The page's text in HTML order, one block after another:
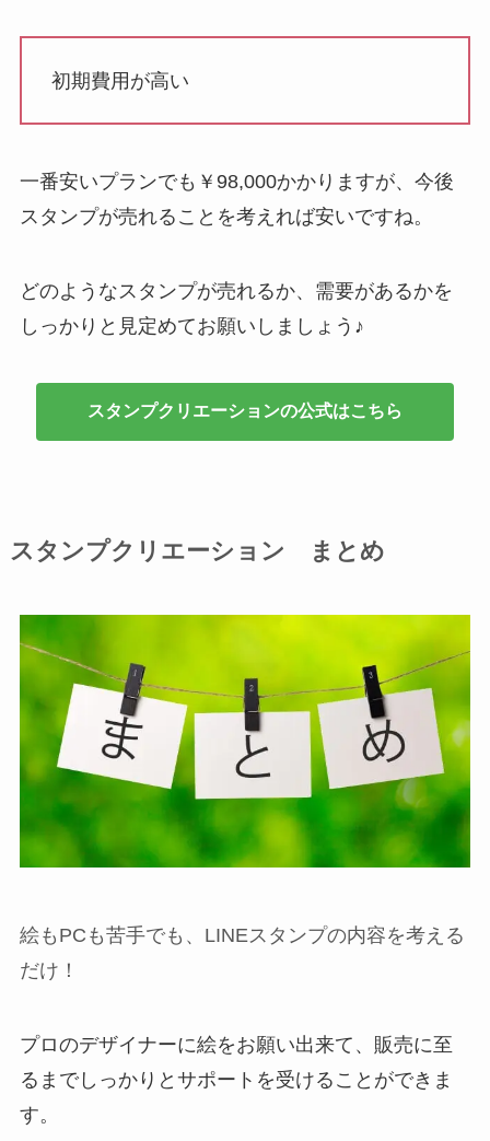
初期費用が高い
一番安いプランでも￥98,000かかりますが、今後
スタンプが売れることを考えれば安いですね。
どのようなスタンプが売れるか、需要があるかを
しっかりと見定めてお願いしましょう♪
スタンプクリエーションの公式はこちら
スタンプクリエーション まとめ
絵もPCも苦手でも、LINEスタンプの内容を考える
だけ！
プロのデザイナーに絵をお願い出来て、販売に至
るまでしっかりとサポートを受けることができま
す。